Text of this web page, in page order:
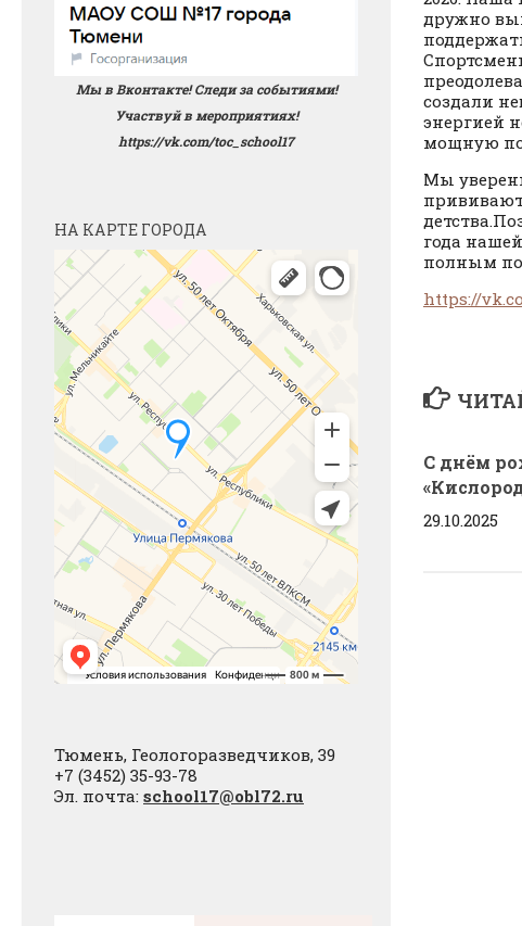
дружно
создали
энергией
мощную
Мы
года
полным
https://
С днём
29.10.2025
Мы в Вконтакте! Следи за событиями!
Участвуй в мероприятиях!
https://vk.com/toc_school17
НА КАРТЕ ГОРОДА
Тюмень, Геологоразведчиков, 39
+7 (3452) 35-93-78
Эл. почта: school17@obl72.ru